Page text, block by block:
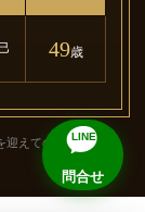
49歳
えての満年齢です。
LINE
問合せ